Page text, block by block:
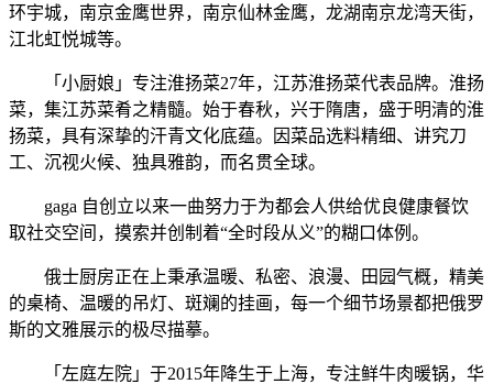
环宇城，南京金鹰世界，南京仙林金鹰，龙湖南京龙湾天街，
江北虹悦城等。
「小厨娘」专注淮扬菜27年，江苏淮扬菜代表品牌。淮扬
菜，集江苏菜肴之精髓。始于春秋，兴于隋唐，盛于明清的淮
扬菜，具有深挚的汗青文化底蕴。因菜品选料精细、讲究刀
工、沉视火候、独具雅韵，而名贯全球。
gaga 自创立以来一曲努力于为都会人供给优良健康餐饮
取社交空间，摸索并创制着“全时段从义”的糊口体例。
俄士厨房正在上秉承温暖、私密、浪漫、田园气概，精美
的桌椅、温暖的吊灯、斑斓的挂画，每一个细节场景都把俄罗
斯的文雅展示的极尽描摹。
「左庭左院」于2015年降生于上海，专注鲜牛肉暖锅，华